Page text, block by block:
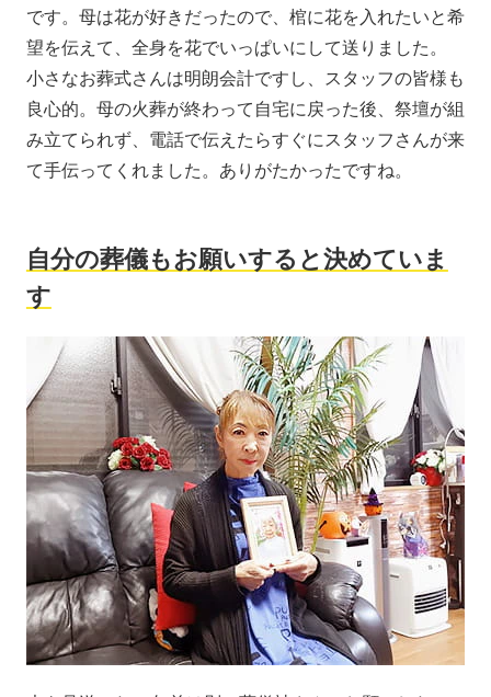
です。母は花が好きだったので、棺に花を入れたいと希
望を伝えて、全身を花でいっぱいにして送りました。
小さなお葬式さんは明朗会計ですし、スタッフの皆様も
良心的。母の火葬が終わって自宅に戻った後、祭壇が組
み立てられず、電話で伝えたらすぐにスタッフさんが来
て手伝ってくれました。ありがたかったですね。
自分の葬儀もお願いすると決めていま
す